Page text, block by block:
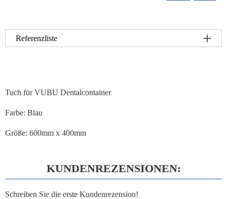
Referenzliste
Tuch für VUBU Dentalcontainer
Farbe: Blau
Größe: 600mm x 400mm
KUNDENREZENSIONEN:
Schreiben Sie die erste Kundenrezension!